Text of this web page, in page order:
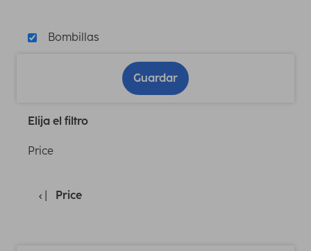
Bombillas
Guardar
Elija el filtro
Price
Price